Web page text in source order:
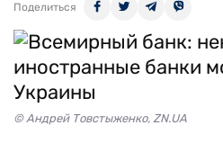
Поделиться
© Андрей Товстыженко, ZN.UA